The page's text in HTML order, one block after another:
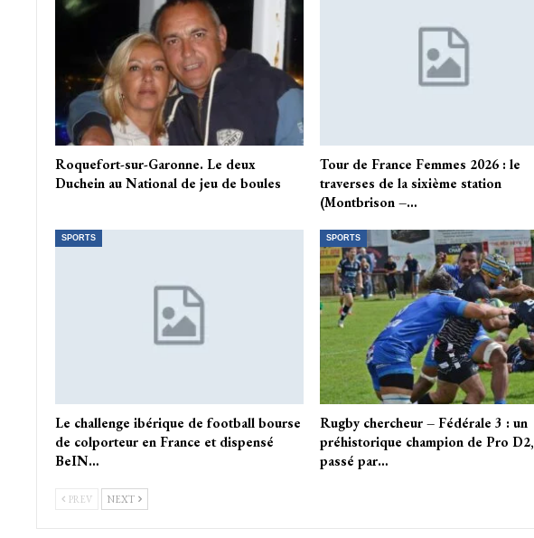
Roquefort-sur-Garonne. Le deux
Duchein au National de jeu de boules
Tour de France Femmes 2026 : le
traverses de la sixième station
(Montbrison –…
SPORTS
Le challenge ibérique de football bourse
de colporteur en France et dispensé
BeIN…
SPORTS
Rugby chercheur – Fédérale 3 : un
préhistorique champion de Pro D2,
passé par…
PREV NEXT